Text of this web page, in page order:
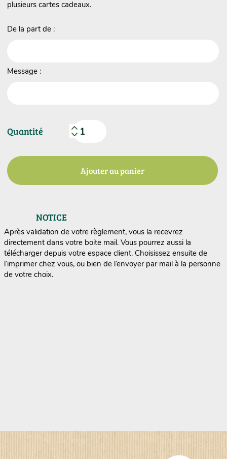
plusieurs cartes cadeaux.
De la part de :
Message :
Quantité
Ajouter au panier
NOTICE
Après validation de votre règlement, vous la recevrez
directement dans votre boite mail. Vous pourrez aussi la
télécharger depuis votre espace client. Choisissez ensuite de
l’imprimer chez vous, ou bien de l’envoyer par mail à la personne
de votre choix.